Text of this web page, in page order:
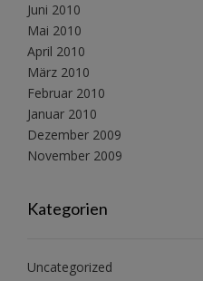
Juni 2010
Mai 2010
April 2010
März 2010
Februar 2010
Januar 2010
Dezember 2009
November 2009
Kategorien
Uncategorized